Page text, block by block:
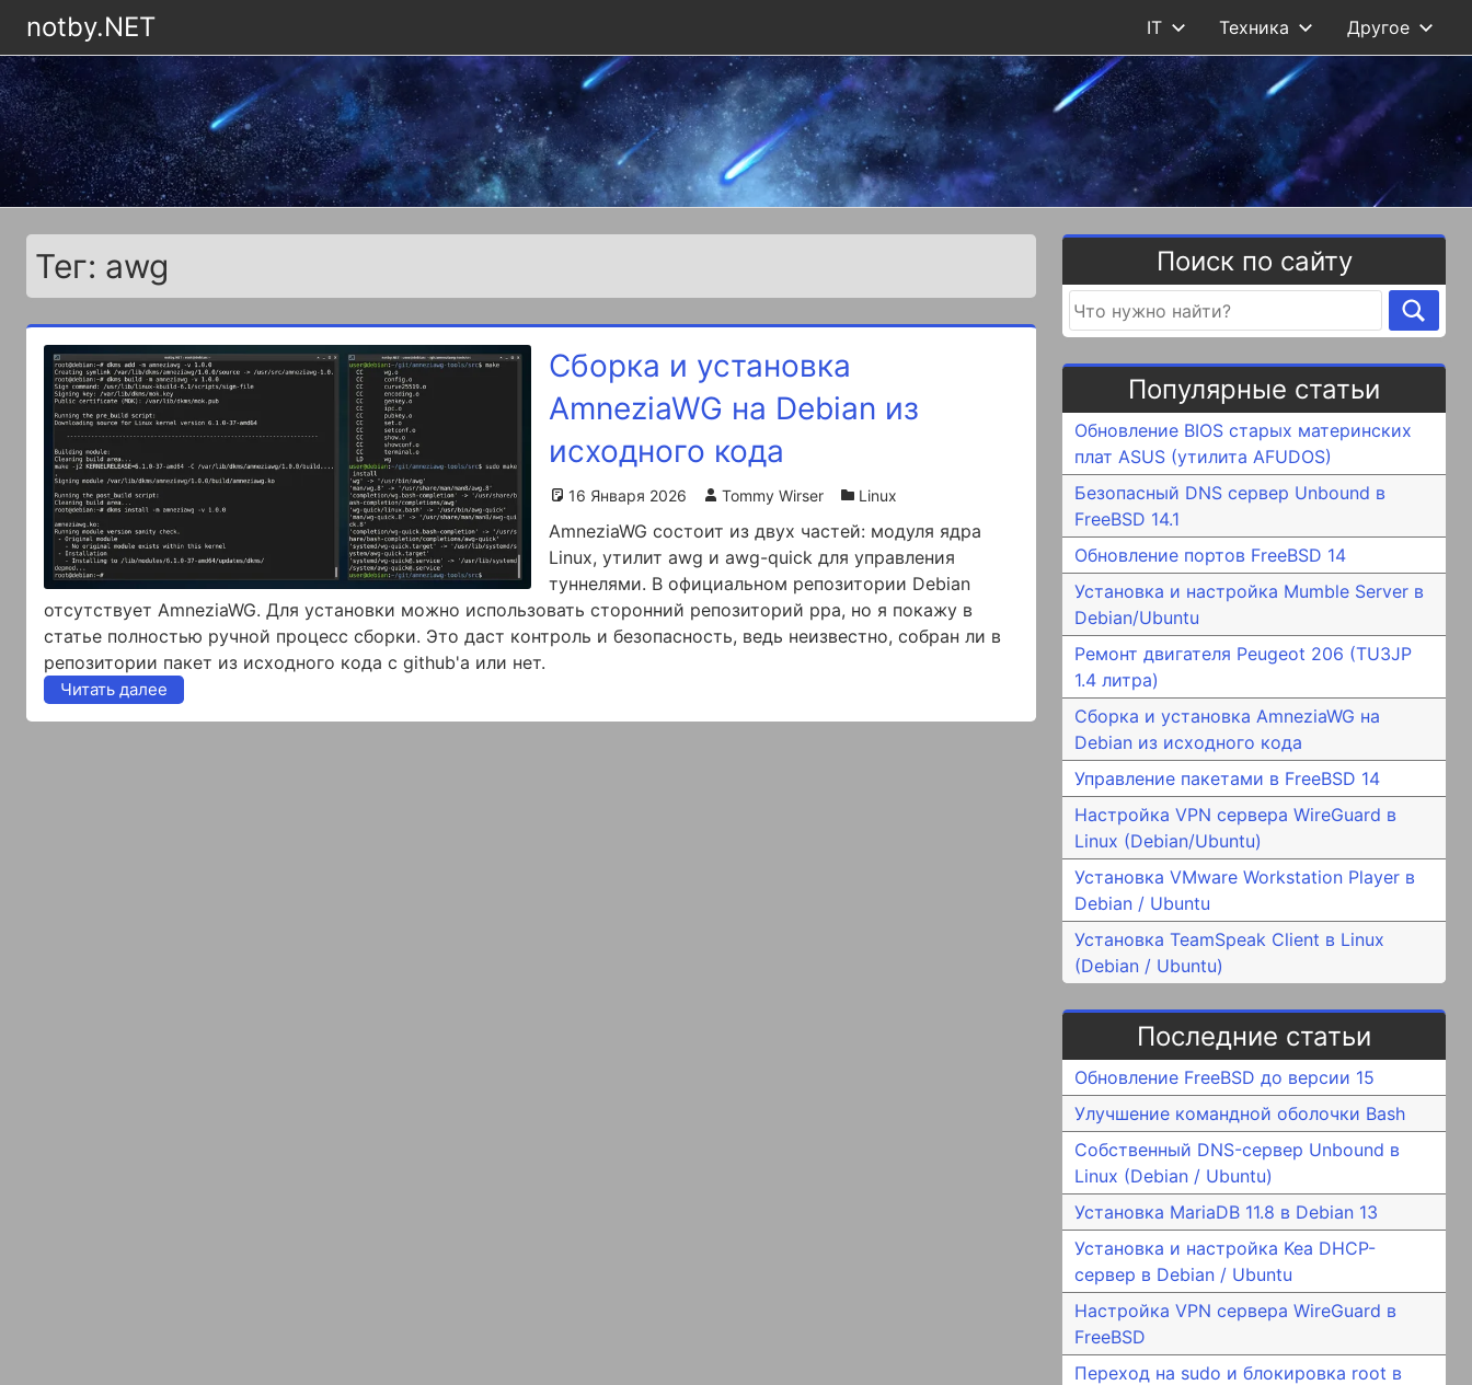
notby.NET IT Техника Другое
Тег: awg
Сборка и установка
AmneziaWG на Debian из
исходного кода
16 Января 2026 Tommy Wirser Linux
AmneziaWG состоит из двух частей: модуля ядра
Linux, утилит awg и awg-quick для управления
туннелями. В официальном репозитории Debian
отсутствует AmneziaWG. Для установки можно использовать сторонний репозиторий ppa, но я покажу в
статье полностью ручной процесс сборки. Это даст контроль и безопасность, ведь неизвестно, собран ли в
репозитории пакет из исходного кода с github'а или нет.
Читать далее
Поиск по сайту
Популярные статьи
Обновление BIOS старых материнских
плат ASUS (утилита AFUDOS)
Безопасный DNS сервер Unbound в
FreeBSD 14.1
Обновление портов FreeBSD 14
Установка и настройка Mumble Server в
Debian/Ubuntu
Ремонт двигателя Peugeot 206 (TU3JP
1.4 литра)
Сборка и установка AmneziaWG на
Debian из исходного кода
Управление пакетами в FreeBSD 14
Настройка VPN сервера WireGuard в
Linux (Debian/Ubuntu)
Установка VMware Workstation Player в
Debian / Ubuntu
Установка TeamSpeak Client в Linux
(Debian / Ubuntu)
Последние статьи
Обновление FreeBSD до версии 15
Улучшение командной оболочки Bash
Собственный DNS-сервер Unbound в
Linux (Debian / Ubuntu)
Установка MariaDB 11.8 в Debian 13
Установка и настройка Kea DHCP-
сервер в Debian / Ubuntu
Настройка VPN сервера WireGuard в
FreeBSD
Переход на sudo и блокировка root в